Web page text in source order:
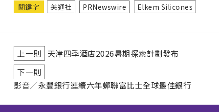
關鍵字 美通社 PRNewswire Elkem Silicones
上一則
天津四季酒店2026暑期探索計劃發布
下一則
影音／永豐銀行連續六年蟬聯富比士全球最佳銀行